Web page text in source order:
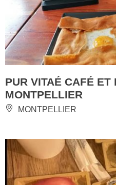
PUR VITAÉ CAFÉ ET
MONTPELLIER
MONTPELLIER